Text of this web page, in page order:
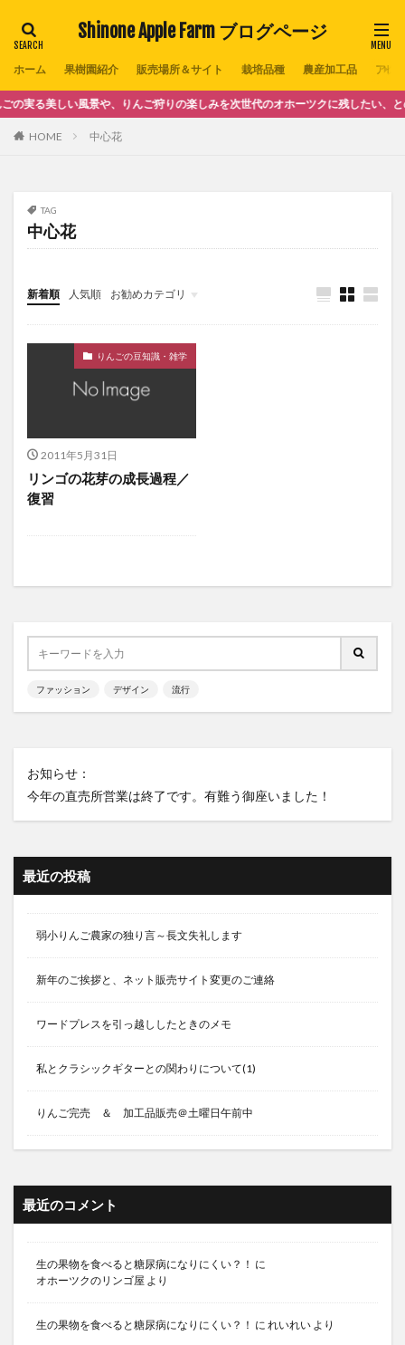
Shinone Apple Farm ブログページ
ホーム 果樹園紹介 販売場所＆サイト 栽培品種 農産加工品 アク
しい風景や、りんご狩りの楽しみを次世代のオホーツクに残したい、との思
HOME 中心花
TAG
中心花
新着順 人気順 お勧めカテゴリ
クラシックギターの世界
りんごの豆知識・雑学
2011年5月31日
リンゴの花芽の成長過程／
復習
ファッション デザイン 流行
お知らせ：
今年の直売所営業は終了です。有難う御座いました！
最近の投稿
弱小りんご農家の独り言～長文失礼します
新年のご挨拶と、ネット販売サイト変更のご連絡
ワードプレスを引っ越ししたときのメモ
私とクラシックギターとの関わりについて(1)
りんご完売 ＆ 加工品販売＠土曜日午前中
最近のコメント
生の果物を食べると糖尿病になりにくい？！ に
オホーツクのリンゴ屋 より
生の果物を食べると糖尿病になりにくい？！ に れいれい より